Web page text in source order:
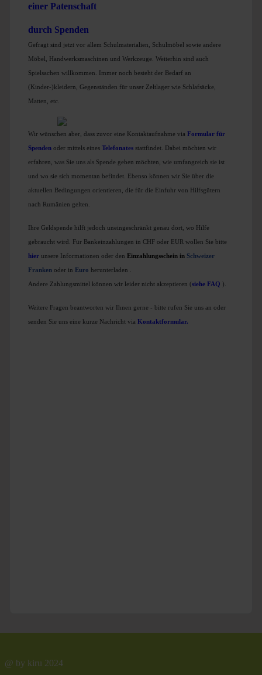
einer Patenschaft
durch Spenden
Gefragt sind jetzt vor allem Schulmaterialien, Schulmöbel sowie andere
Möbel, Handwerksmaschinen und Werkzeuge. Weiterhin sind auch
Spielsachen willkommen. Immer noch besteht der Bedarf an
(Kinder-)kleidern, Gegenständen für unser Zeltlager wie Schlafsäcke,
Matten, etc.
Wir wünschen aber, dass zuvor eine Kontaktaufnahme via Formular für
Spenden oder mittels eines Telefonates stattfindet. Dabei möchten wir
erfahren, was Sie uns als Spende geben möchten, wie umfangreich sie ist
und wo sie sich momentan befindet. Ebenso können wir Sie über die
aktuellen Bedingungen orientieren, die für die Einfuhr von Hilfsgütern
nach Rumänien gelten.
Ihre Geldspende hilft jedoch uneingeschränkt genau dort, wo Hilfe
gebraucht wird. Für Bankeinzahlungen in CHF oder EUR wollen Sie bitte
hier unsere Informationen oder den Einzahlungsschein in Schweizer
Franken oder in Euro herunterladen
Andere Zahlungsmittel können wir leider nicht akzeptieren (siehe FAQ ).
Weitere Fragen beantworten wir Ihnen gerne - bitte rufen Sie uns an oder
senden Sie uns eine kurze Nachricht via Kontaktformular.
@ by kiru 2024